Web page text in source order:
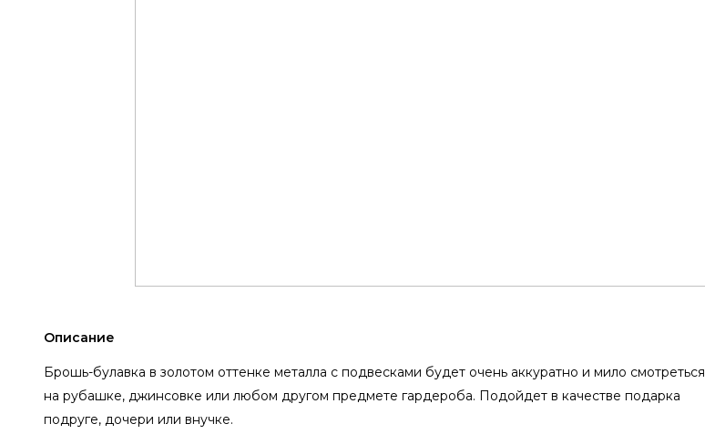
Описание
Брошь-булавка в золотом оттенке металла с подвесками будет очень аккуратно и мило смотреться
на рубашке, джинсовке или любом другом предмете гардероба. Подойдет в качестве подарка
подруге, дочери или внучке.